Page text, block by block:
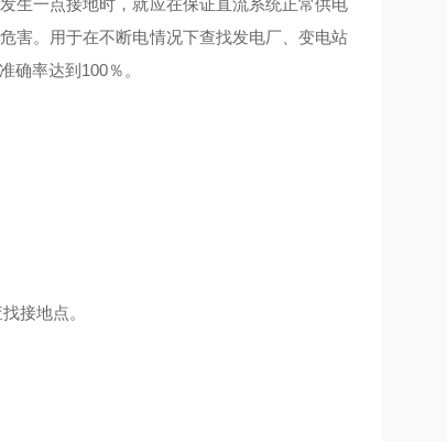
生一点接地时，就应在保证直流系统正常供电
害。用于在不断电情况下查找发电厂、变电站
确率达到100％。
接地点。